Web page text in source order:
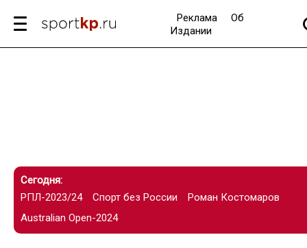
Реклама
Об
Издании
Сегодня:
РПЛ-2023/24
Спорт без России
Роман Костомаров
Australian Open-2024